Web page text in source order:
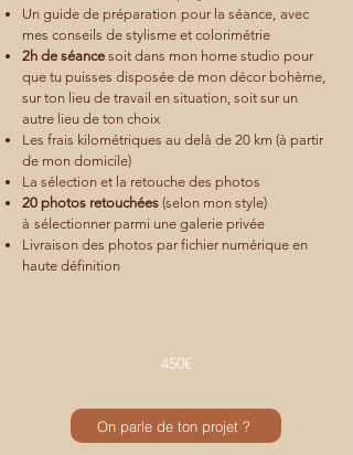
Un guide de préparation pour la séance, avec
mes conseils de stylisme et colorimétrie
2h de séance soit dans mon home studio pour
que tu puisses disposée de mon décor bohème,
sur ton lieu de travail en situation, soit sur un
autre lieu de ton choix
Les frais kilométriques au delà de 20 km (à partir
de mon domicile)
La sélection et la retouche des photos
20 photos retouchées (selon mon style)
à sélectionner parmi une galerie privée
Livraison des photos par fichier numérique en
haute définition
450€
On parle de ton projet ?